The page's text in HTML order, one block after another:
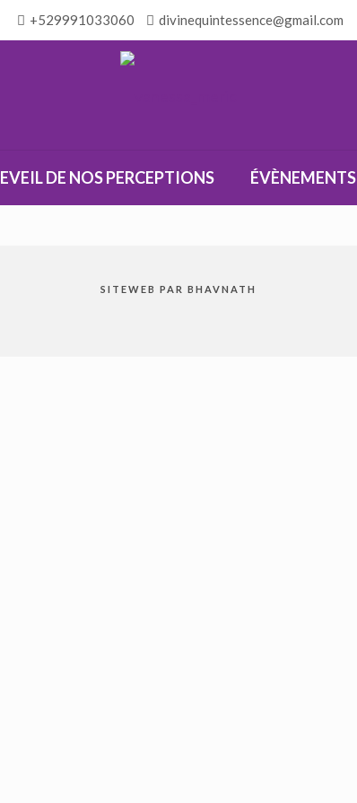
+529991033060 divinequintessence@gmail.com
EVEIL DE NOS PERCEPTIONS ÉVÈNEMENTS
SITEWEB PAR BHAVNATH